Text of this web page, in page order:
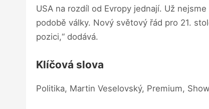
USA na rozdíl od Evropy jednají. Už
podobě války. Nový světový řád pro 21.
pozici,“ dodává.
Klíčová slova
Politika, Martin Veselovský, Premium,